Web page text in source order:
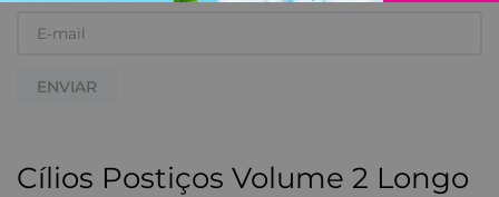
ENVIAR
Cílios Postiços Volume 2 Longo